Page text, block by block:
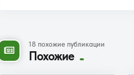
18 похожие публикации
Похожие